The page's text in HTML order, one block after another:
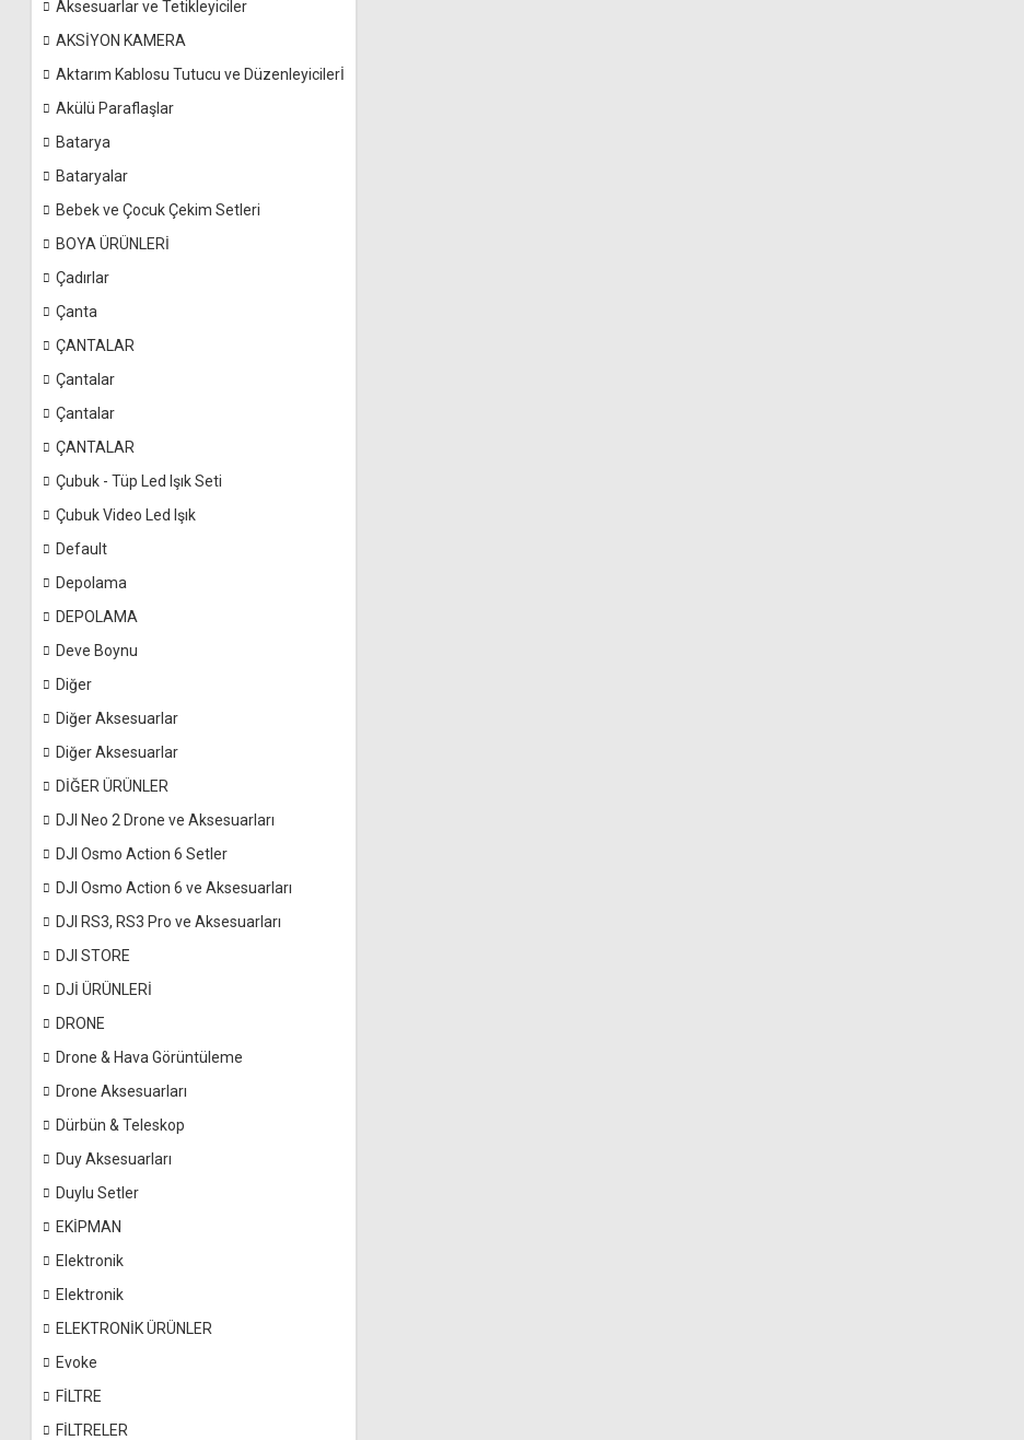
Aksesuarlar ve Tetikleyiciler
AKSİYON KAMERA
Aktarım Kablosu Tutucu ve Düzenleyicilerİ
Akülü Paraflaşlar
Batarya
Bataryalar
Bebek ve Çocuk Çekim Setleri
BOYA ÜRÜNLERİ
Çadırlar
Çanta
ÇANTALAR
Çantalar
Çantalar
ÇANTALAR
Çubuk - Tüp Led Işık Seti
Çubuk Video Led Işık
Default
Depolama
DEPOLAMA
Deve Boynu
Diğer
Diğer Aksesuarlar
Diğer Aksesuarlar
DİĞER ÜRÜNLER
DJI Neo 2 Drone ve Aksesuarları
DJI Osmo Action 6 Setler
DJI Osmo Action 6 ve Aksesuarları
DJI RS3, RS3 Pro ve Aksesuarları
DJI STORE
DJİ ÜRÜNLERİ
DRONE
Drone & Hava Görüntüleme
Drone Aksesuarları
Dürbün & Teleskop
Duy Aksesuarları
Duylu Setler
EKİPMAN
Elektronik
Elektronik
ELEKTRONİK ÜRÜNLER
Evoke
FİLTRE
FİLTRELER